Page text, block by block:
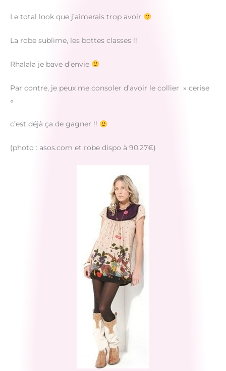
Le total look que j’aimerais trop avoir
La robe sublime, les bottes classes !!
Rhalala je bave d’envie
Par contre, je peux me consoler d’avoir le collier » cerise
«
c’est déjà ça de gagner !!
(photo : asos.com et robe dispo à 90,27€)